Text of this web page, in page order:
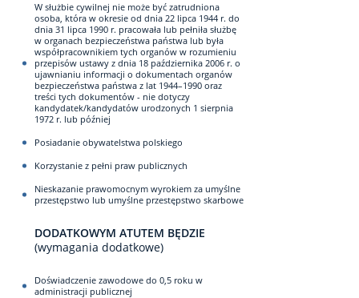
W służbie cywilnej nie może być zatrudniona
osoba, która w okresie od dnia 22 lipca 1944 r. do
dnia 31 lipca 1990 r. pracowała lub pełniła służbę
w organach bezpieczeństwa państwa lub była
współpracownikiem tych organów w rozumieniu
przepisów ustawy z dnia 18 października 2006 r. o
ujawnianiu informacji o dokumentach organów
bezpieczeństwa państwa z lat 1944–1990 oraz
treści tych dokumentów - nie dotyczy
kandydatek/kandydatów urodzonych 1 sierpnia
1972 r. lub później
Posiadanie obywatelstwa polskiego
Korzystanie z pełni praw publicznych
Nieskazanie prawomocnym wyrokiem za umyślne
przestępstwo lub umyślne przestępstwo skarbowe
DODATKOWYM ATUTEM BĘDZIE
(wymagania dodatkowe)
Doświadczenie zawodowe do 0,5 roku w
administracji publicznej